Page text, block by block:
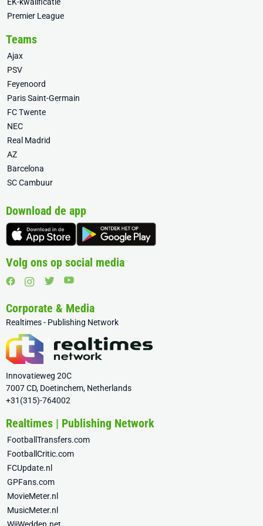
Premier League
Teams
Ajax
PSV
Feyenoord
Paris Saint-Germain
FC Twente
NEC
Real Madrid
AZ
Barcelona
SC Cambuur
Download de app
Volg ons op social media
Corporate & Media
Realtimes - Publishing Network
Innovatieweg 20C
7007 CD, Doetinchem, Netherlands
+31(315)-764002
Realtimes | Publishing Network
FootballTransfers.com
FootballCritic.com
FCUpdate.nl
GPFans.com
MovieMeter.nl
MusicMeter.nl